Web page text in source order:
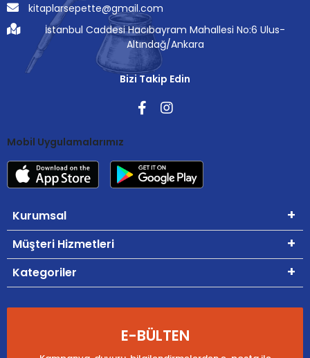
kitaplarsepette@gmail.com
İstanbul Caddesi Hacıbayram Mahallesi No:6 Ulus-
Altındağ/Ankara
Bizi Takip Edin
Mobil Uygulamalarımız
Kurumsal
Müşteri Hizmetleri
Kategoriler
E-BÜLTEN